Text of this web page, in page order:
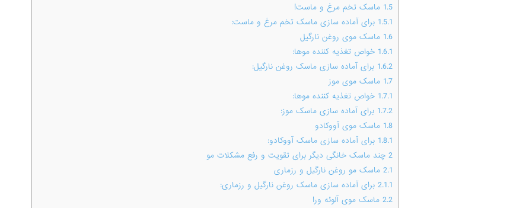
1.5 ماسک تخم مرغ و ماست!
1.5.1 برای آماده سازی ماسک تخم مرغ و ماست:
1.6 ماسک موی روغن نارگیل
1.6.1 خواص تغذیه کننده موها:
1.6.2 برای آماده سازی ماسک روغن نارگیل:
1.7 ماسک موی موز
1.7.1 خواص تغذیه کننده موها:
1.7.2 برای آماده سازی ماسک موز:
1.8 ماسک موی آووکادو
1.8.1 برای آماده سازی ماسک آووکادو:
2 چند ماسک خانگی دیگر برای تقویت و رفع مشکلات مو
2.1 ماسک مو روغن نارگیل و رزماری
2.1.1 برای آماده سازی ماسک روغن نارگیل و رزماری:
2.2 ماسک موی آلوئه ورا